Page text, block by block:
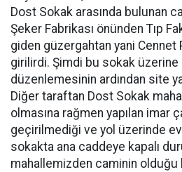
Dost Sokak arasında bulunan
Şeker Fabrikası önünden Tıp
giden güzergahtan yani Cennet
girilirdi. Şimdi bu sokak
düzenlemesinin ardından site
Diğer taraftan Dost Sokak
olmasına rağmen yapılan imar
geçirilmediği ve yol üzerinde
sokakta ana caddeye kapalı
mahallemizden caminin olduğu